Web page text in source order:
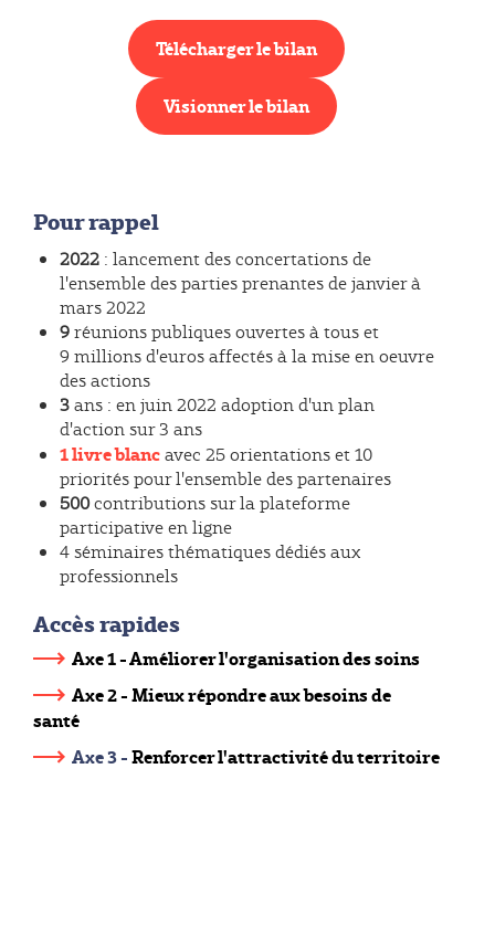
Télécharger le bilan
Visionner le bilan
Pour rappel
2022 : lancement des concertations de
l'ensemble des parties prenantes de janvier à
mars 2022
9réunions publiques ouvertes à tous et
9 millions d'euros affectés à la mise en oeuvre
des actions
3ans : en juin 2022 adoption d'un plan
d'action sur 3 ans
1 livre blancavec 25 orientations et 10
priorités pour l'ensemble des partenaires
500contributions sur la plateforme
participative en ligne
4 séminaires thématiques dédiés aux
professionnels
Accès rapides
Axe 1 - Améliorer l'organisation des soins
Axe 2 - Mieux répondre aux besoins de
santé
Axe 3 -Renforcer l'attractivité du territoire